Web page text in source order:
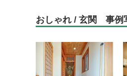
おしゃれ / 玄関 事例